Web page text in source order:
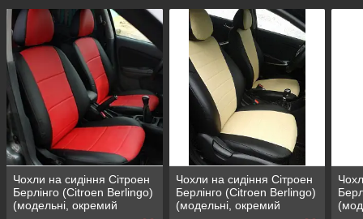
Чохли на сидіння Сітроен
Берлінго (Citroen Berlingo)
(модельні, окремий
Чохли на сидіння Сітроен
Берлінго (Citroen Berlingo)
(модельні, окремий